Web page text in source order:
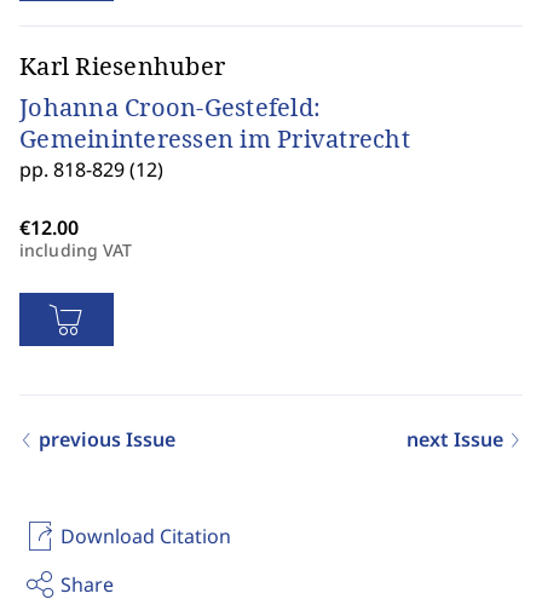
Download Citation
Share
Karl Riesenhuber
Johanna Croon-Gestefeld:
Gemeininteressen im Privatrecht
pp. 818-829 (12)
including VAT
previous Issue next Issue